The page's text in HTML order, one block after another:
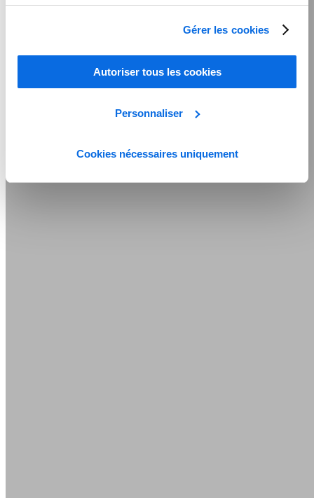
Gérer les cookies
Autoriser tous les cookies
Personnaliser
Cookies nécessaires uniquement